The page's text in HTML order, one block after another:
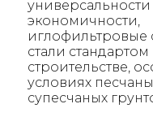
универсальности
экономичности,
иглофильтровые
стали стандартом
строительстве,
условиях
супесчаных